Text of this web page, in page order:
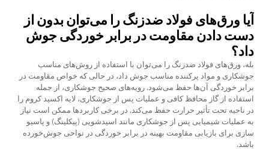
آیا ورق‌های فولاد ضدزنگ را می‌توان بدون از
دست دادن مقاومت در برابر خوردگی جوش
داد؟
بله، ورق‌های فولاد ضدزنگ را می‌توان با استفاده از روش‌های مناسب
جوشکاری و مواد پرکننده مناسب جوش داد، در حالی که خواص مقاومت در
برابر خوردگی آن‌ها حفظ می‌شود. رویه‌های صحیح جوشکاری، از جمله
استفاده از گاز محافظ کافی و عملیات پس از جوشکاری، لایه اکسید کروم را
در ناحیه تحت تأثیر حرارت حفظ می‌کند. در برخی کاربردها ممکن است نیاز
به عملیات شیمیایی پس از جوشکاری مانند اسیدشویی (پیکلینگ) و پاسیو
سازی برای بازیابی مقاومت بهینه در برابر خوردگی در نواحی جوش‌خورده
باشد.